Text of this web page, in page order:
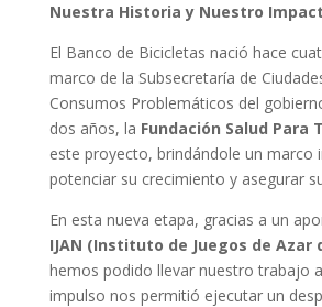
Nuestra Historia y Nuestro
El Banco de Bicicletas nació hace
marco de la Subsecretaría de
Consumos Problemáticos del
dos años, la Fundación Salud Para
este proyecto, brindándole un marco
potenciar su crecimiento y asegurar
En esta nueva etapa, gracias a un
IJAN (Instituto de Juegos de Azar
hemos podido llevar nuestro trabajo
impulso nos permitió ejecutar un